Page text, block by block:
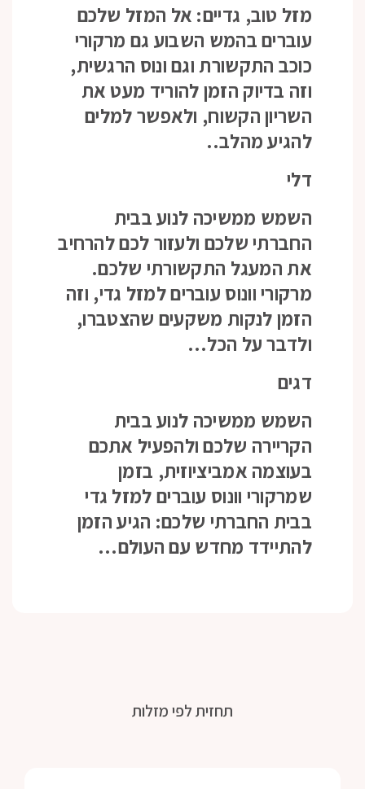
מזל טוב, גדיים: אל המזל שלכם
עוברים בהמש השבוע גם מרקורי
כוכב התקשורת וגם ונוס הרגשית,
וזה בדיוק הזמן להוריד מעט את
השריון הקשוח, ולאפשר למלים
להגיע מהלב..
דלי
השמש ממשיכה לנוע בבית
החברתי שלכם ולעזור לכם להרחיב
את המעגל התקשורתי שלכם.
מרקורי וונוס עוברים למזל גדי, וזה
הזמן לנקות משקעים שהצטברו,
ולדבר על הכל…
דגים
השמש ממשיכה לנוע בבית
הקריירה שלכם ולהפעיל אתכם
בעוצמה אמביציוזית, בזמן
שמרקורי וונוס עוברים למזל גדי
בבית החברתי שלכם: הגיע הזמן
להתיידד מחדש עם העולם…
תחזית לפי מזלות